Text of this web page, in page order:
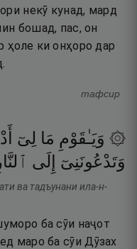
некӯ кунад, мард
бошад, пас, он
ҳоле ки онҳоро дар
тафсир
۞ وَيَـٰقَوْمِ مَا لِىٓ
وَتَدْعُونَنِىٓ
إِلَى ٱلنَّارِ
ва тадъунани ила-н-
ба сӯи наҷот
маро ба сӯи Дӯзах